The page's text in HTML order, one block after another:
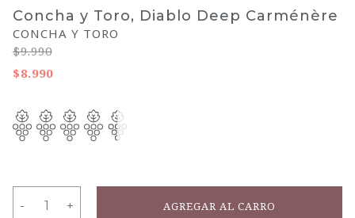
Concha y Toro, Diablo Deep Carménère
CONCHA Y TORO
$9.990
$8.990
+
- +
- AGREGAR AL CARRO